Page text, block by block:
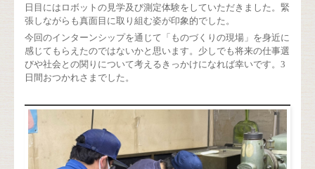
日目にはロボットの見学及び測定体験をしていただきました。緊
張しながらも真面目に取り組む姿が印象的でした。
今回のインターンシップを通じて「ものづくりの現場」を身近に
感じてもらえたのではないかと思います。少しでも将来の仕事選
びや社会との関りについて考えるきっかけになれば幸いです。3
日間おつかれさまでした。